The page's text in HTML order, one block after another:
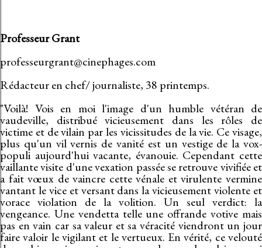
Professeur Grant
professeurgrant@cinephages.com
Rédacteur en chef/ journaliste, 38 printemps.
"Voilà! Vois en moi l'image d'un humble vétéran de
vaudeville, distribué vicieusement dans les rôles de
victime et de vilain par les vicissitudes de la vie. Ce visage,
plus qu'un vil vernis de vanité est un vestige de la vox-
populi aujourd'hui vacante, évanouie. Cependant cette
vaillante visite d'une vexation passée se retrouve vivifiée et
a fait vœux de vaincre cette vénale et virulente vermine
vantant le vice et versant dans la vicieusement violente et
vorace violation de la volition. Un seul verdict: la
vengeance. Une vendetta telle une offrande votive mais
pas en vain car sa valeur et sa véracité viendront un jour
faire valoir le vigilant et le vertueux. En vérité, ce velouté